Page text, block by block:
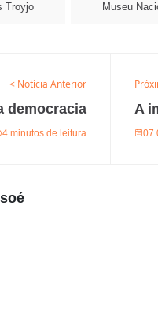
Troyjo Museu
< Notícia Anterior
democracia
4 minutos de leitura
A